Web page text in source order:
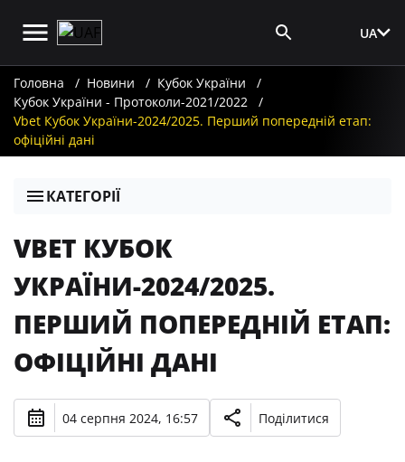
UA
Головна Новини
Кубок України
Кубок України - Протоколи-2021/2022
Vbet Кубок України-2024/2025. Перший попередній етап:
офіційні дані
КАТЕГОРІЇ
VBET КУБОК
УКРАЇНИ-2024/2025.
ПЕРШИЙ ПОПЕРЕДНІЙ ЕТАП:
ОФІЦІЙНІ ДАНІ
04 серпня 2024, 16:57 Поділитися